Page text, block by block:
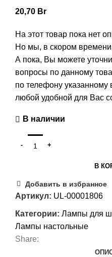
20,70 Br
На этот товар пока нет
Но мы, в скором
А пока, Вы можете
вопросы по данному
по телефону указанному
любой удобной для Вас
В наличии
В
Добавить в избранное
Артикул: UL-00001806
Категории: Лампы для
Лампы настольные
Share: